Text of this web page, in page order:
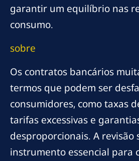
garantir um equilíbrio nas
consumo.
sobre
Os contratos bancários
termos que podem ser
consumidores, como taxas
tarifas excessivas e
desproporcionais. A revisão
instrumento essencial para